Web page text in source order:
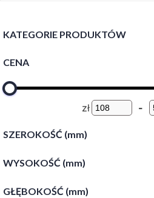
KATEGORIE PRODUKTÓW
CENA
zł -
SZEROKOŚĆ (mm)
WYSOKOŚĆ (mm)
GŁĘBOKOŚĆ (mm)